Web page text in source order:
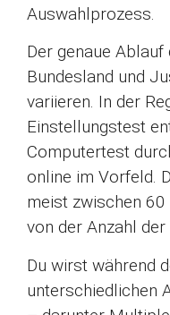
Auswahlprozess.
Der genaue
Bundesland und
variieren. In der
Einstellungstest
Computertest
online im Vorfeld.
meist zwischen
von der Anzahl
Du wirst während
unterschiedlichen